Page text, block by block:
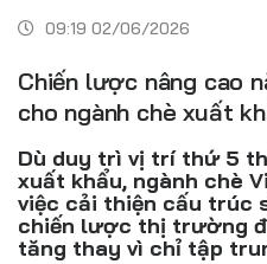
Đời sống
Thị trường
Đồ uống
Pháp luật
09:19 02/06/2026
Chiến lược nâng cao
cho ngành chè xuất
Dù duy trì vị trí thứ 5
xuất khẩu, ngành chè
việc cải thiện cấu trúc
chiến lược thị trường
tăng thay vì chỉ tập